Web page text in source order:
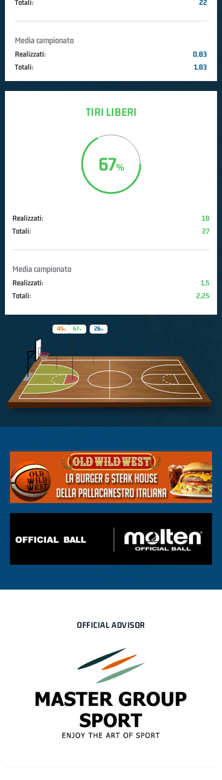
Totali: 22
Media campionato
Realizzati:
0,83
Totali:
1,83
TIRI LIBERI
67
Realizzati:
18
Totali:
27
Media campionato
Realizzati:
1,5
Totali:
2,25
67
45 26
OFFICIAL ADVISOR